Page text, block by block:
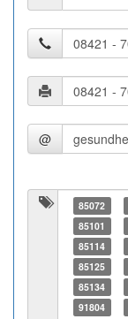
@
85072
85101
85114
85125
85134
91804